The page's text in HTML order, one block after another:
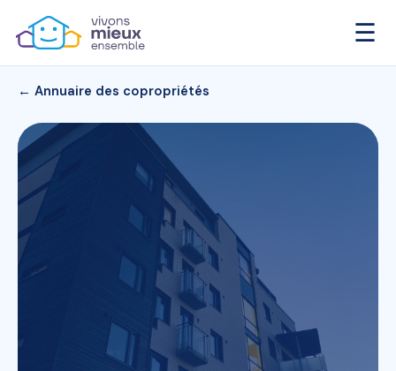
☰
← Annuaire des copropriétés